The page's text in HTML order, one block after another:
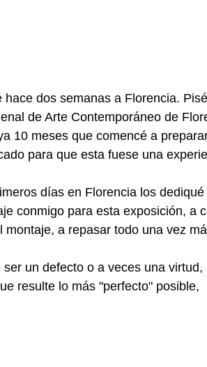
hace dos semanas a Florencia.
de Arte Contemporáneo de
10 meses que comencé a
para que esta fuese una
días en Florencia los
conmigo para esta exposición, a
montaje, a repasar todo una vez
ser un defecto o a veces una
resulte lo más "perfecto" posible,